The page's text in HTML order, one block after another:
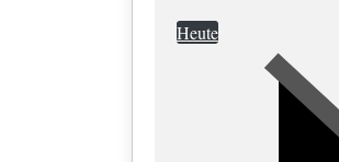
Heute